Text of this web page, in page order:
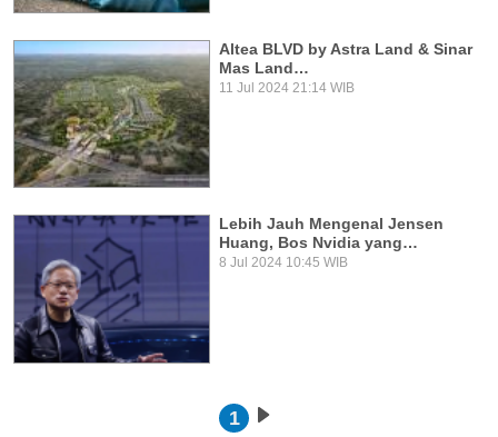
Altea BLVD by Astra Land & Sinar
Mas Land…
11 Jul 2024 21:14 WIB
Lebih Jauh Mengenal Jensen
Huang, Bos Nvidia yang…
8 Jul 2024 10:45 WIB
1 Next page